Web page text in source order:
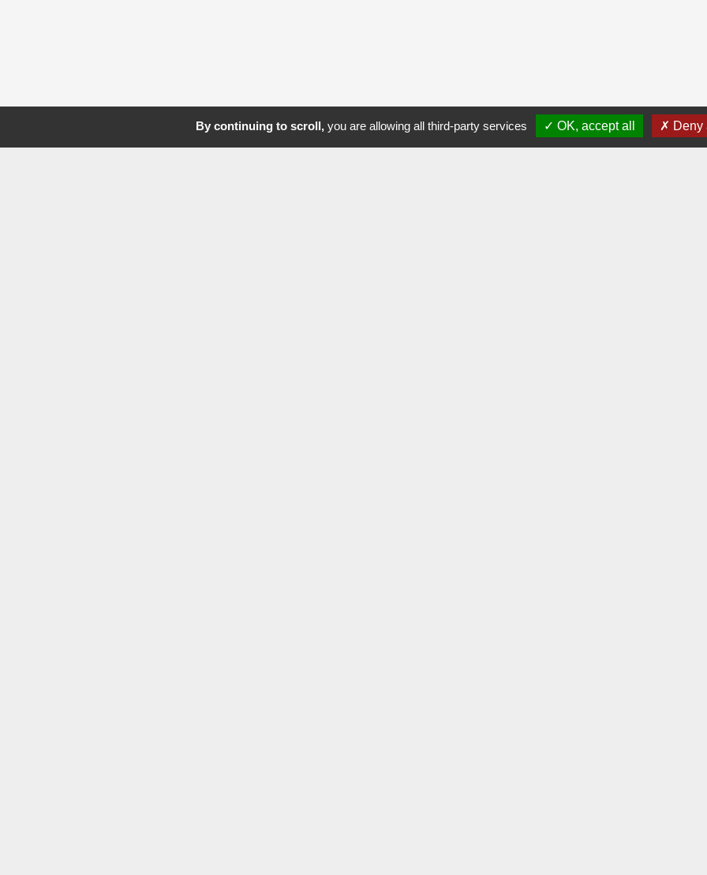
By continuing to scroll,you are allowing all third-party services OK, accept all Deny